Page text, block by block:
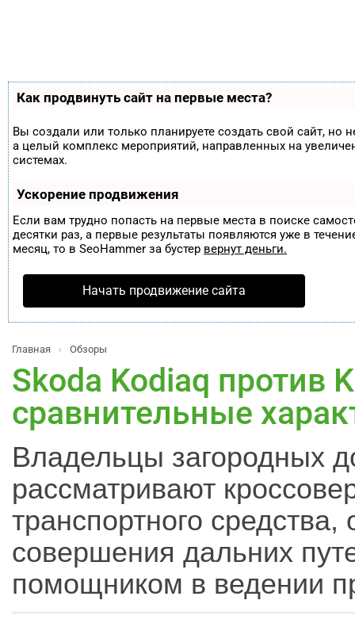
Как продвинуть сайт на первые места?
Вы создали или только планируете создать свой сайт, но
а целый комплекс мероприятий, направленных на
системах.
Ускорение продвижения
Если вам трудно попасть на первые места в поиске
десятки раз, а первые результаты появляются уже в
месяц, то в SeoHammer за бустер вернут деньги.
Начать продвижение сайта
Главная › Обзоры
Skoda Kodiaq против
сравнительные
Владельцы загородных
рассматривают
транспортного
совершения дальних
помощником в ведении